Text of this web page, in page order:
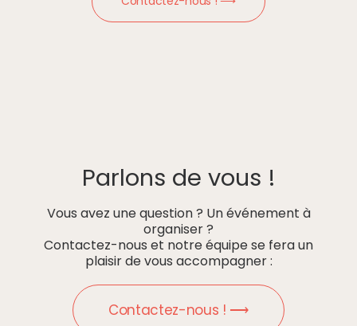
Parlons de vous !
Vous avez une question ? Un événement à
organiser ?
Contactez-nous et notre équipe se fera un
plaisir de vous accompagner :
Contactez-nous ! ⟶